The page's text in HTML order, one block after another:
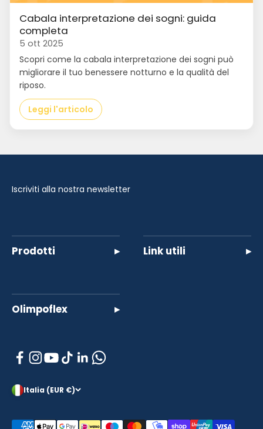
Cabala interpretazione dei sogni: guida
completa
5 ott 2025
Scopri come la cabala interpretazione dei sogni può
migliorare il tuo benessere notturno e la qualità del
riposo.
Leggi l'articolo
Iscriviti alla nostra newsletter
Prodotti ▸ Link utili ▸
Olimpoflex ▸
Italia (EUR €)